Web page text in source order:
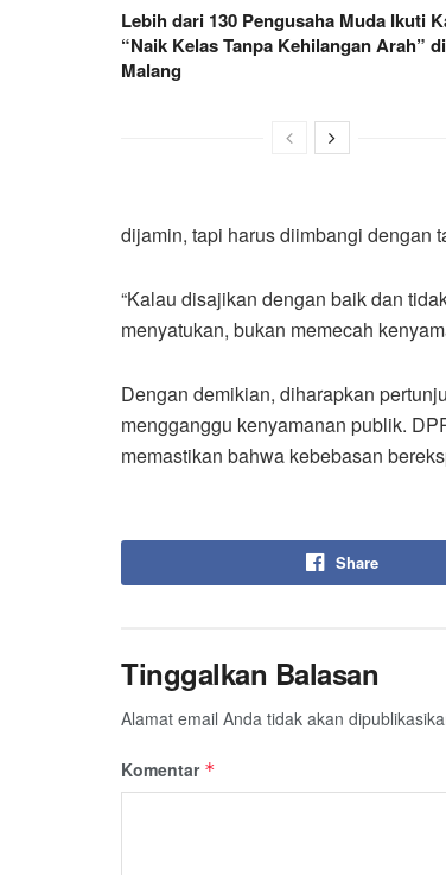
Lebih dari 130 Pengusaha Muda Ikuti
“Naik Kelas Tanpa Kehilangan Arah” di
Malang
dijamin, tapi harus diimbangi dengan
“Kalau disajikan dengan baik dan
menyatukan, bukan memecah
Dengan demikian, diharapkan
mengganggu kenyamanan publik.
memastikan bahwa kebebasan
Share
Tinggalkan Balasan
Alamat email Anda tidak akan
Komentar *